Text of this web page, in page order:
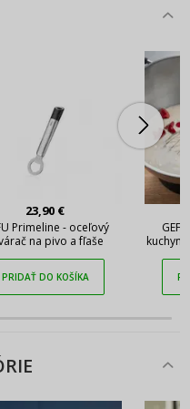
23,90 €
Primeline - oceľový
na pivo a fľaše
PRIDAŤ DO KOŠÍKA